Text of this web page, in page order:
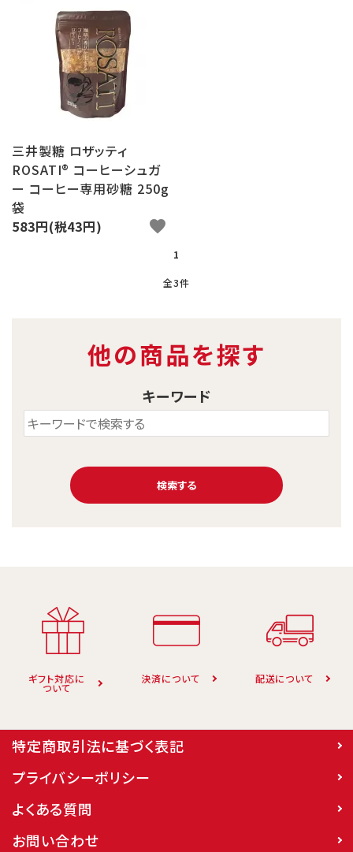
三井製糖 ロザッティ
ROSATI® コーヒーシュガ
ー コーヒー専用砂糖 250g
袋
583円(税43円)
favorite
1
全3件
他の商品を探す
キーワード
検索する
ギフト対応に
ついて
決済について 配送について
特定商取引法に基づく表記
プライバシーポリシー
よくある質問
お問い合わせ